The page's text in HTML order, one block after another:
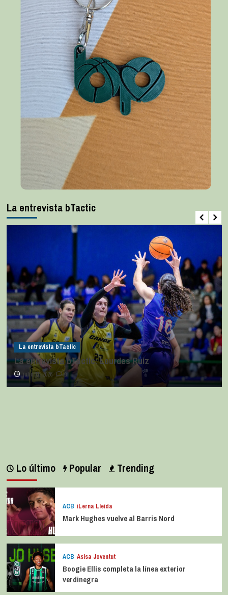
La entrevista bTactic
La entrevista bTactic
La entrevista bTactic: Lourdes Ruiz
julio 11, 2026 0
Lo último Popular Trending
ACB iLerna Lleida
Mark Hughes vuelve al Barris Nord
ACB Asisa Joventut
Boogie Ellis completa la línea exterior
verdinegra